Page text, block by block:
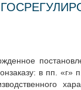
в пп.